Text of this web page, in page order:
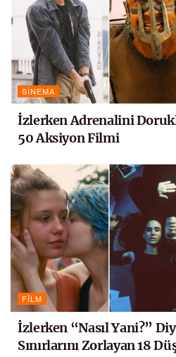
SINEMA
İzlerken Adrenalini
50 Aksiyon Filmi
FILM
İzlerken “Nasıl Yani?”
Sınırlarını Zorlayan 18